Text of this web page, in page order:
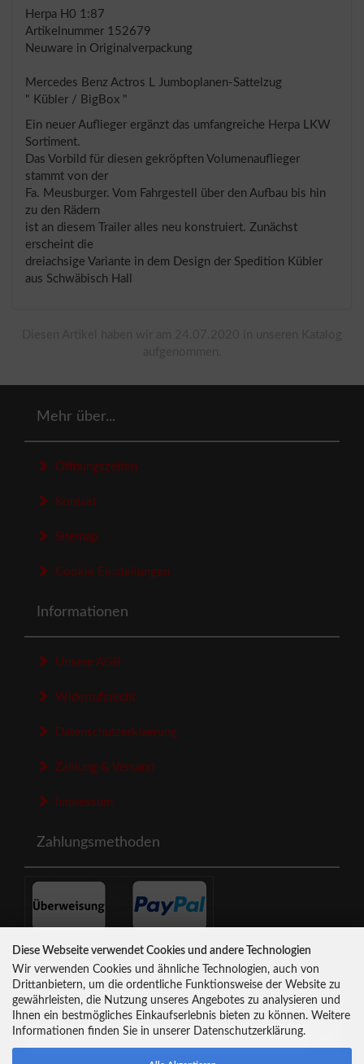
Herpa H0 1:87
Artikelnummer 152679
Neuware in Originalverpackung
Mercedes Benz Actros L Jumboplanen-Sattelzug
" Kübler / BigBox "
Ein neuer Auflieger ergänzt das umfangreiche Herpa LKW
Sortiment.
Das Vorbild für diesen gekröpften Volumenauflieger
stammt von der
Fa. Meusburger. Vom Fahrgestell über den Aufbau bis hin
zu den Rädern
ist an diesem Trailer alles neu konstruiert. Zunächst
erscheint die
dreiachsige Variante in dem Design der Spedition Kübler
aus Schwäbisch Hall
Mehr über...
Öffnungszeiten
Kontakt
Sitemap
Cookie Einstellungen
Informationen
Unsere AGB
Widerrufsrecht
Datenschutzerklaerung
Zahlung & Versand
Impressum
Zahlungsmethoden
Newsletter-Anmeldung
E-Mail-Adresse:
Diese Webseite verwendet Cookies und andere Technologien
Wir verwenden Cookies und ähnliche Technologien, auch von
Drittanbietern, um die ordentliche Funktionsweise der Website zu
gewährleisten, die Nutzung unseres Angebotes zu analysieren und
Ihnen ein bestmögliches Einkaufserlebnis bieten zu können. Weitere
Informationen finden Sie in unserer Datenschutzerklärung.